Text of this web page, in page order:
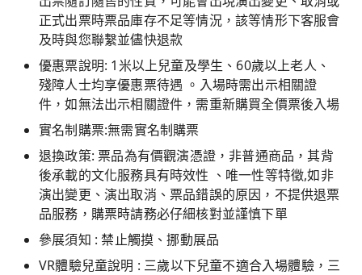
正式出票時票品庫存不足等情況，該等情形下客服會
及時與您聯繫並儘快退款
優惠票說明: 1米以上兒童及學生、60歲以上老人、
殘障人士均享優惠票待遇 。入場時需出示相關證
件，如無法出示相關證件，需重新購買全價票後入場
實名制購票:無需實名制購票
退換政策: 票品為有價觀演憑證，非普通商品，其背
後承載的文化服務具有時效性 、唯一性等特徵,如非
演出變更、演出取消、票品錯誤的原因，不提供退票
品服務，購票時請務必仔細核對並謹慎下單
參展須知 : 禁止觸摸、挪動展品
VR體驗兒童說明 : 三歲以下兒童不適合入場體驗，三